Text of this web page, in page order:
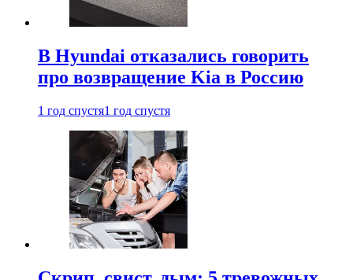
В Hyundai отказались говорить
про возвращение Kia в Россию
1 год спустя1 год спустя